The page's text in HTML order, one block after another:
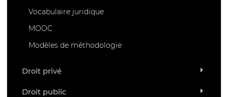
Vocabulaire juridique
MOOC
Modèles de méthodologie
Droit privé
Droit public